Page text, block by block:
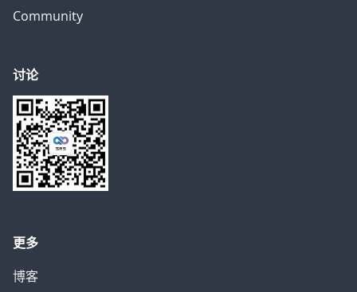
Community
讨论
更多
博客